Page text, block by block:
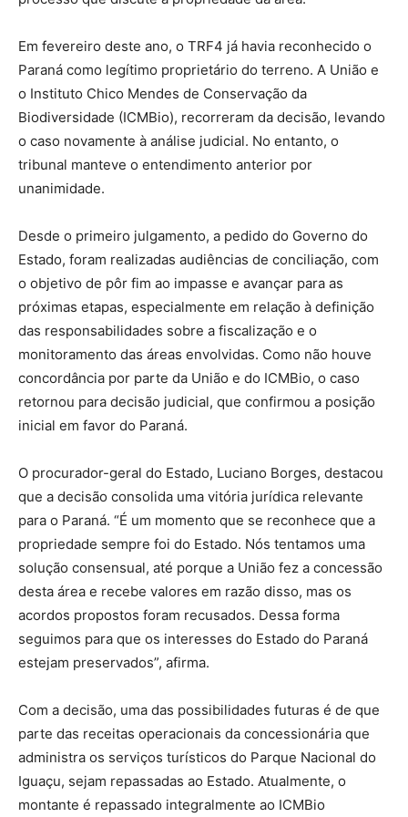
Em fevereiro deste ano, o TRF4 já havia reconhecido o
Paraná como legítimo proprietário do terreno. A União e
o Instituto Chico Mendes de Conservação da
Biodiversidade (ICMBio), recorreram da decisão, levando
o caso novamente à análise judicial. No entanto, o
tribunal manteve o entendimento anterior por
unanimidade.
Desde o primeiro julgamento, a pedido do Governo do
Estado, foram realizadas audiências de conciliação, com
o objetivo de pôr fim ao impasse e avançar para as
próximas etapas, especialmente em relação à definição
das responsabilidades sobre a fiscalização e o
monitoramento das áreas envolvidas. Como não houve
concordância por parte da União e do ICMBio, o caso
retornou para decisão judicial, que confirmou a posição
inicial em favor do Paraná.
O procurador-geral do Estado, Luciano Borges, destacou
que a decisão consolida uma vitória jurídica relevante
para o Paraná. “É um momento que se reconhece que a
propriedade sempre foi do Estado. Nós tentamos uma
solução consensual, até porque a União fez a concessão
desta área e recebe valores em razão disso, mas os
acordos propostos foram recusados. Dessa forma
seguimos para que os interesses do Estado do Paraná
estejam preservados”, afirma.
Com a decisão, uma das possibilidades futuras é de que
parte das receitas operacionais da concessionária que
administra os serviços turísticos do Parque Nacional do
Iguaçu, sejam repassadas ao Estado. Atualmente, o
montante é repassado integralmente ao ICMBio